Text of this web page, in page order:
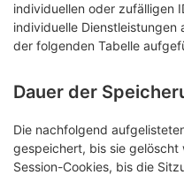
individuellen oder zufälligen
individuelle Dienstleistungen
der folgenden Tabelle
Dauer der
Die nachfolgend
gespeichert, bis sie gelöscht
Session-Cookies, bis die